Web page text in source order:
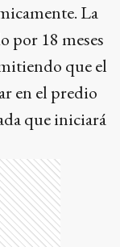
La
por 18 meses
que el
en el predio
que iniciará